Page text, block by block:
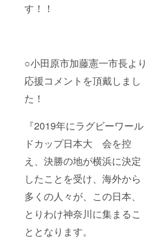
す！！
○小田原市加藤憲一市長より
応援コメントを頂戴しまし
た！
『2019年にラグビーワール
ドカップ日本大 会を控
え、決勝の地が横浜に決定
したことを受け、海外から
多くの人々が、この日本、
とりわけ神奈川に集まるこ
ととなります。